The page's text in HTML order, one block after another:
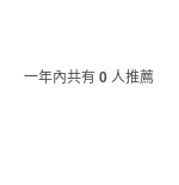
一年內共有 0 人推薦